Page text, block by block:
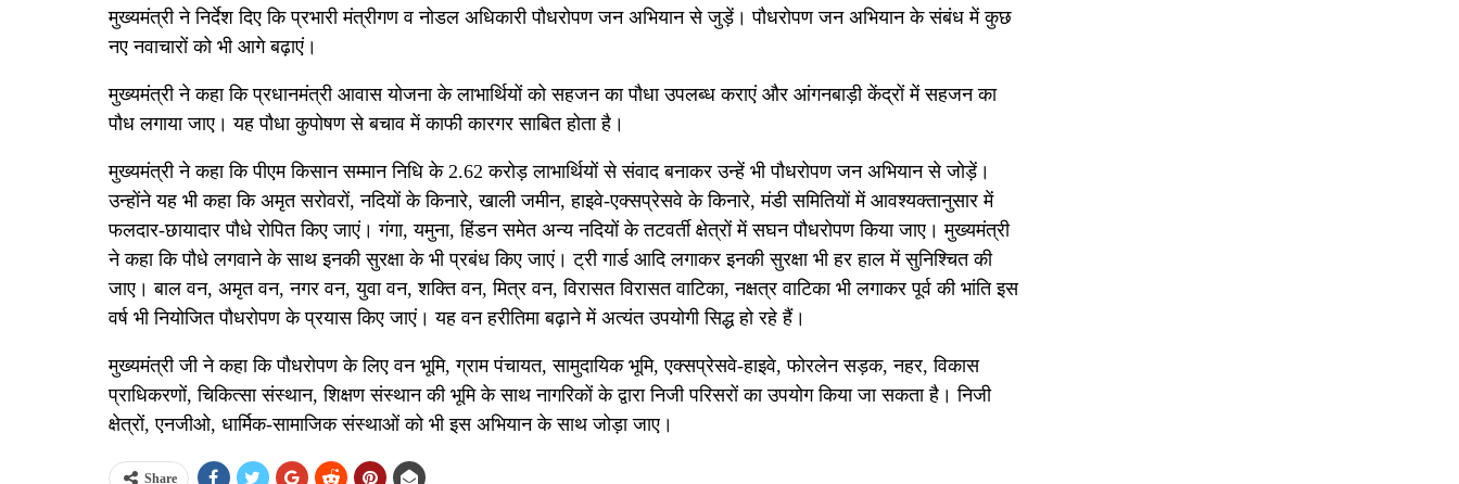
मुख्यमंत्री ने निर्देश दिए कि प्रभारी मंत्रीगण व नोडल अधिकारी पौधरोपण जन अभियान से जुड़ें। पौधरोपण जन अभियान के संबंध में कुछ
नए नवाचारों को भी आगे बढ़ाएं।
मुख्यमंत्री ने कहा कि प्रधानमंत्री आवास योजना के लाभार्थियों को सहजन का पौधा उपलब्ध कराएं और आंगनबाड़ी केंद्रों में सहजन का
पौध लगाया जाए। यह पौधा कुपोषण से बचाव में काफी कारगर साबित होता है।
मुख्यमंत्री ने कहा कि पीएम किसान सम्मान निधि के 2.62 करोड़ लाभार्थियों से संवाद बनाकर उन्हें भी पौधरोपण जन अभियान से जोड़ें।
उन्होंने यह भी कहा कि अमृत सरोवरों, नदियों के किनारे, खाली जमीन, हाइवे-एक्सप्रेसवे के किनारे, मंडी समितियों में आवश्यक्तानुसार में
फलदार-छायादार पौधे रोपित किए जाएं। गंगा, यमुना, हिंडन समेत अन्य नदियों के तटवर्ती क्षेत्रों में सघन पौधरोपण किया जाए। मुख्यमंत्री
ने कहा कि पौधे लगवाने के साथ इनकी सुरक्षा के भी प्रबंध किए जाएं। ट्री गार्ड आदि लगाकर इनकी सुरक्षा भी हर हाल में सुनिश्चित की
जाए। बाल वन, अमृत वन, नगर वन, युवा वन, शक्ति वन, मित्र वन, विरासत विरासत वाटिका, नक्षत्र वाटिका भी लगाकर पूर्व की भांति इस
वर्ष भी नियोजित पौधरोपण के प्रयास किए जाएं। यह वन हरीतिमा बढ़ाने में अत्यंत उपयोगी सिद्ध हो रहे हैं।
मुख्यमंत्री जी ने कहा कि पौधरोपण के लिए वन भूमि, ग्राम पंचायत, सामुदायिक भूमि, एक्सप्रेसवे-हाइवे, फोरलेन सड़क, नहर, विकास
प्राधिकरणों, चिकित्सा संस्थान, शिक्षण संस्थान की भूमि के साथ नागरिकों के द्वारा निजी परिसरों का उपयोग किया जा सकता है। निजी
क्षेत्रों, एनजीओ, धार्मिक-सामाजिक संस्थाओं को भी इस अभियान के साथ जोड़ा जाए।
Share